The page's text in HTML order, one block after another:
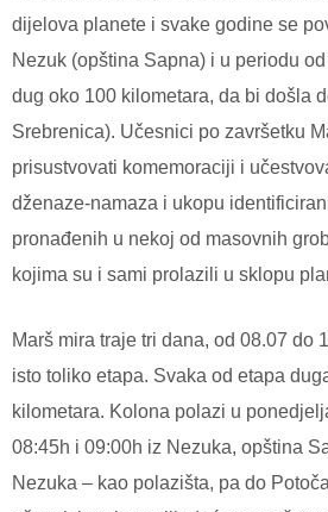
dijelova planete i svake godine se
Nezuk (opština Sapna) i u periodu
dug oko 100 kilometara, da bi došla
Srebrenica). Učesnici po završetku
prisustvovati komemoraciji i
dženaze-namaza i ukopu
pronađenih u nekoj od masovnih
kojima su i sami prolazili u sklopu
Marš mira traje tri dana, od 08.07 do
isto toliko etapa. Svaka od etapa
kilometara. Kolona polazi u
08:45h i 09:00h iz Nezuka, opština
Nezuka – kao polazišta, pa do